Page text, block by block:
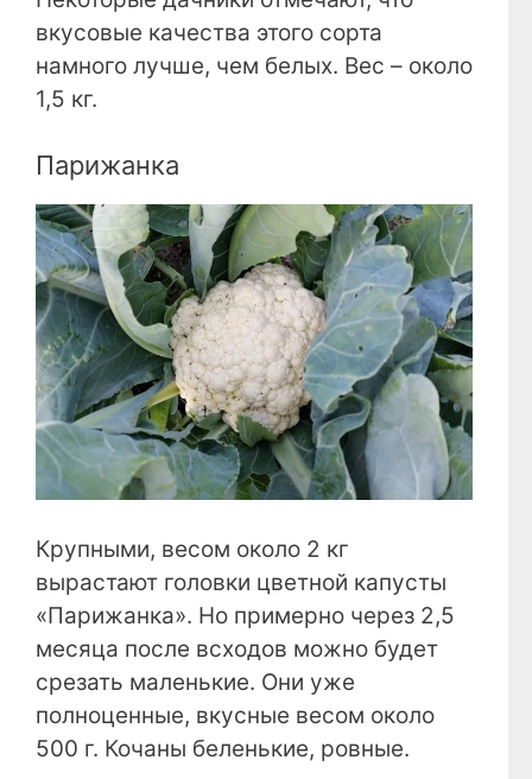
вкусовые качества этого сорта
намного лучше, чем белых. Вес – около
1,5 кг.
Парижанка
Крупными, весом около 2 кг
вырастают головки цветной капусты
«Парижанка». Но примерно через 2,5
месяца после всходов можно будет
срезать маленькие. Они уже
полноценные, вкусные весом около
500 г. Кочаны беленькие, ровные.